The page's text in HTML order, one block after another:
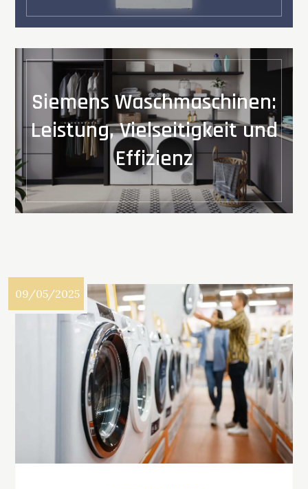
Siemens Waschmaschinen:
Leistung, Vielseitigkeit und
Effizienz
09/05/2025